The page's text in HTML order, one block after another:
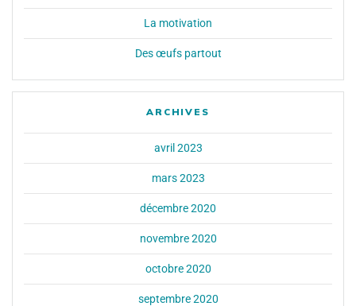
La motivation
Des œufs partout
ARCHIVES
avril 2023
mars 2023
décembre 2020
novembre 2020
octobre 2020
septembre 2020